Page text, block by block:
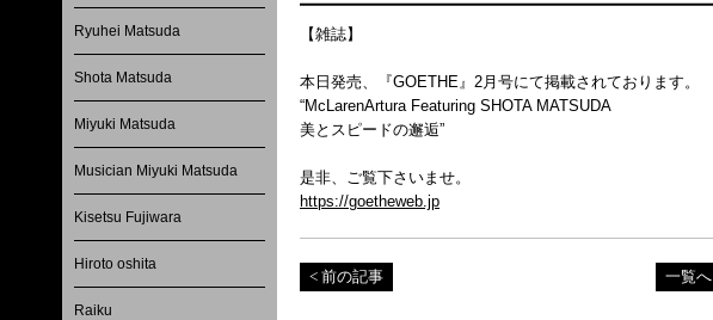
Ryuhei Matsuda
Shota Matsuda
Miyuki Matsuda
Musician Miyuki Matsuda
Kisetsu Fujiwara
Hiroto oshita
Raiku
【雑誌】
本日発売、『GOETHE』2月号にて掲載されております。
“McLarenArtura Featuring SHOTA MATSUDA
美とスピードの邂逅”
是非、ご覧下さいませ。
https://goetheweb.jp
< 前の記事 一覧へ